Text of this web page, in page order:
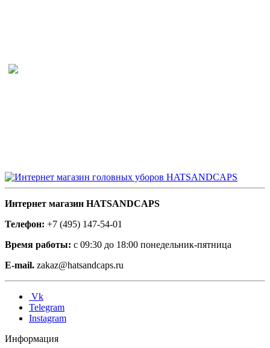
Интернет магазин HATSANDCAPS
Телефон: +7 (495) 147-54-01
Время работы: с 09:30 до 18:00 понедельник-пятница
E-mail. zakaz@hatsandcaps.ru
Vk
Telegram
Instagram
Информация